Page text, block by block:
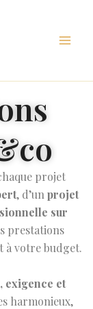
projet
, d’un projet
sur
prestations
à votre budget.
exigence et
harmonieux,